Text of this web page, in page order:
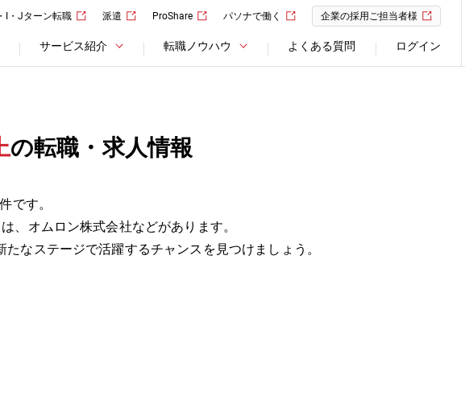
I・Jターン転職 派遣 ProShare パソナで働く 企業の採用ご担当者様
サービス紹介 転職ノウハウ よくある質問 ログイン
の転職・求人情報
です。
、オムロン株式会社などがあります。
なステージで活躍するチャンスを見つけましょう。